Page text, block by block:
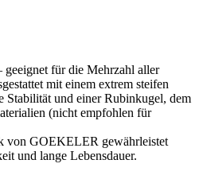
geeignet für die Mehrzahl aller
mit einem extrem steifen
Stabilität und einer Rubinkugel, dem
(nicht empfohlen für
von GOEKELER gewährleistet
und lange Lebensdauer.